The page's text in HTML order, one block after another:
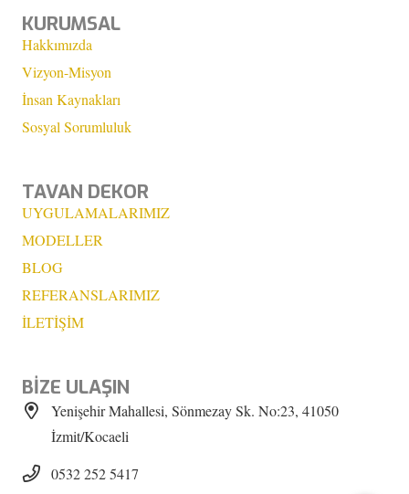
KURUMSAL
Hakkımızda
Vizyon-Misyon
İnsan Kaynakları
Sosyal Sorumluluk
TAVAN DEKOR
UYGULAMALARIMIZ
MODELLER
BLOG
REFERANSLARIMIZ
İLETİŞİM
BİZE ULAŞIN
Yenişehir Mahallesi, Sönmezay Sk. No:23, 41050
İzmit/Kocaeli
0532 252 5417